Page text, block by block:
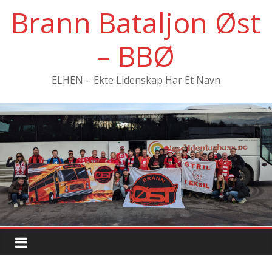
innholdet
Brann Bataljon Øst
– BBØ
ELHEN – Ekte Lidenskap Har Et Navn